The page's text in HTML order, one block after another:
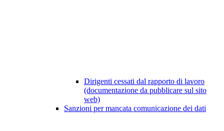
Dirigenti cessati dal rapporto di lavoro
(documentazione da pubblicare sul sito
web)
Sanzioni per mancata comunicazione dei dati